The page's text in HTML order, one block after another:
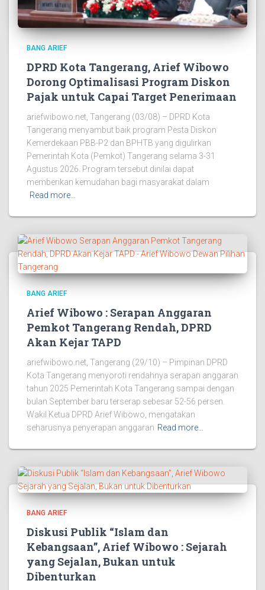
BANG ARIEF
DPRD Kota Tangerang, Arief Wibowo
Dorong Optimalisasi Program Diskon
Pajak untuk Capai Target Penerimaan
ariefwibowo.net, Tangerang (03/08) – DPRD Kota
Tangerang menyambut baik program Pesta Diskon
Kemerdekaan PBB-P2 dan BPHTB yang digulirkan
Pemerintah Kota (Pemkot) Tangerang selama 3-31
Agustus 2026. Program tersebut dinilai dapat
memberikan kemudahan bagi masyarakat dalam
Read more…
BANG ARIEF
Arief Wibowo : Serapan Anggaran
Pemkot Tangerang Rendah, DPRD
Akan Kejar TAPD
ariefwibowo.net, Tangerang (29/10) – Pimpinan DPRD
Kota Tangerang menyoroti rendahnya serapan anggaran
tahun 2025 Pemerintah Kota Tangerang sampai dengan
bulan September baru terserap sebesar 52-56 persen.
‎Wakil Ketua DPRD Arief Wibowo, mengatakan
seharusnya penyerapan anggaran Read more…
BANG ARIEF
Diskusi Publik “Islam dan
Kebangsaan”, Arief Wibowo : Sejarah
yang Sejalan, Bukan untuk
Dibenturkan